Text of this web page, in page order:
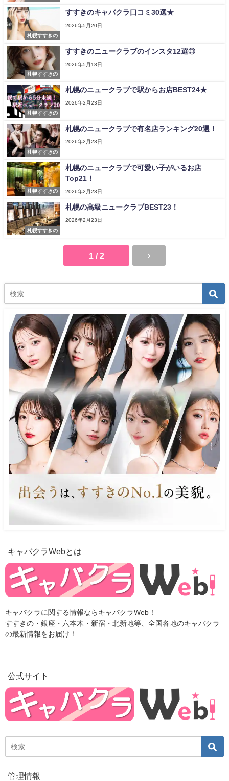
札幌すすきの
すすきのキャバクラ口コミ30選★
2026年5月20日
札幌すすきの
すすきのニュークラブのインスタ12選◎
2026年5月18日
札幌すすきの
札幌のニュークラブで駅からお店BEST24★
2026年2月23日
札幌すすきの
札幌のニュークラブで有名店ランキング20選！
2026年2月23日
札幌すすきの
札幌のニュークラブで可愛い子がいるお店
Top21！
2026年2月23日
札幌すすきの
札幌の高級ニュークラブBEST23！
2026年2月23日
1 / 2
キャバクラWebとは
キャバクラに関する情報ならキャバクラWeb！
すすきの・銀座・六本木・新宿・北新地等、全国各地のキャバクラ
の最新情報をお届け！
公式サイト
管理情報